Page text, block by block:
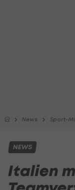
News Sport-
NEWS
Italien